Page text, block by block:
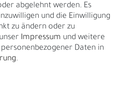
an unser Service-Team.
abgelehnt werden. Es
und die Einwilligung
zu ändern oder zu
Impressum und weitere
Daten in
.